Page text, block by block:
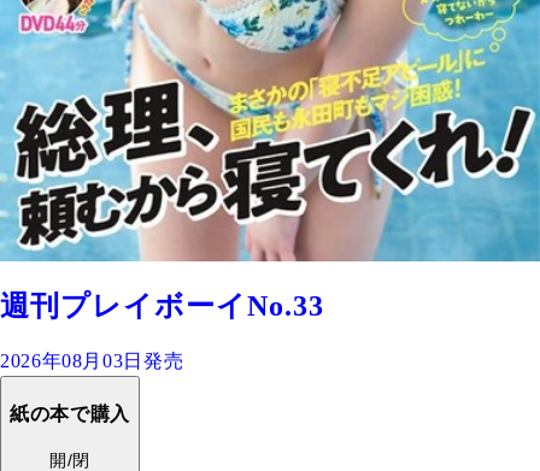
週刊プレイボーイNo.33
2026年08月03日発売
紙の本で購入
開/閉